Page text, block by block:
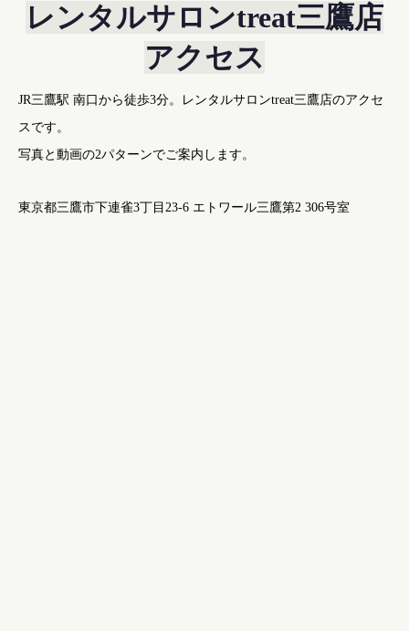
レンタルサロンtreat三鷹店
アクセス
JR三鷹駅 南口から徒歩3分。レンタルサロンtreat三鷹店のアクセ
スです。
写真と動画の2パターンでご案内します。
東京都三鷹市下連雀3丁目23-6 エトワール三鷹第2 306号室